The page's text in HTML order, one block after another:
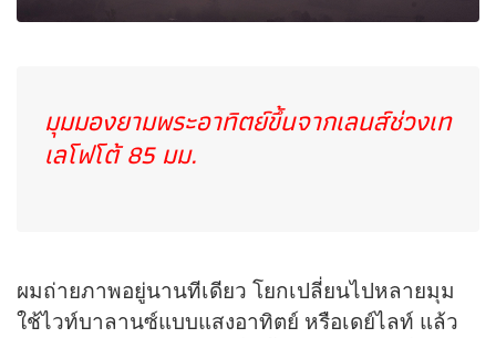
มุมมองยามพระอาทิตย์ขึ้นจากเลนส์ช่วงเท
เลโฟโต้ 85 มม.
ผมถ่ายภาพอยู่นานทีเดียว โยกเปลี่ยนไปหลายมุม
ใช้ไวท์บาลานซ์แบบแสงอาทิตย์ หรือเดย์ไลท์ แล้ว